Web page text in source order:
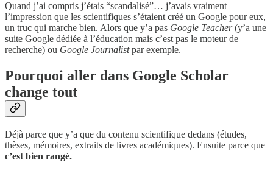
Quand j’ai compris j’étais “scandalisé”… j’avais vraiment
l’impression que les scientifiques s’étaient créé un Google pour eux,
un truc qui marche bien. Alors que y’a pas Google Teacher(y’a une
suite Google dédiée à l’éducation mais c’est pas le moteur de
recherche) ou Google Journalistpar exemple.
Pourquoi aller dans Google Scholar
change tout
Déjà parce que y’a que du contenu scientifique dedans (études,
thèses, mémoires, extraits de livres académiques). Ensuite parce que
c’est bien rangé.